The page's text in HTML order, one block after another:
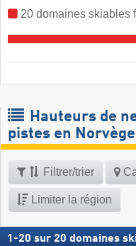
20 domaines skiables
Hauteurs de
pistes en Norvège
Filtrer/trier
Limiter la région
1 -20 sur 20 domaines